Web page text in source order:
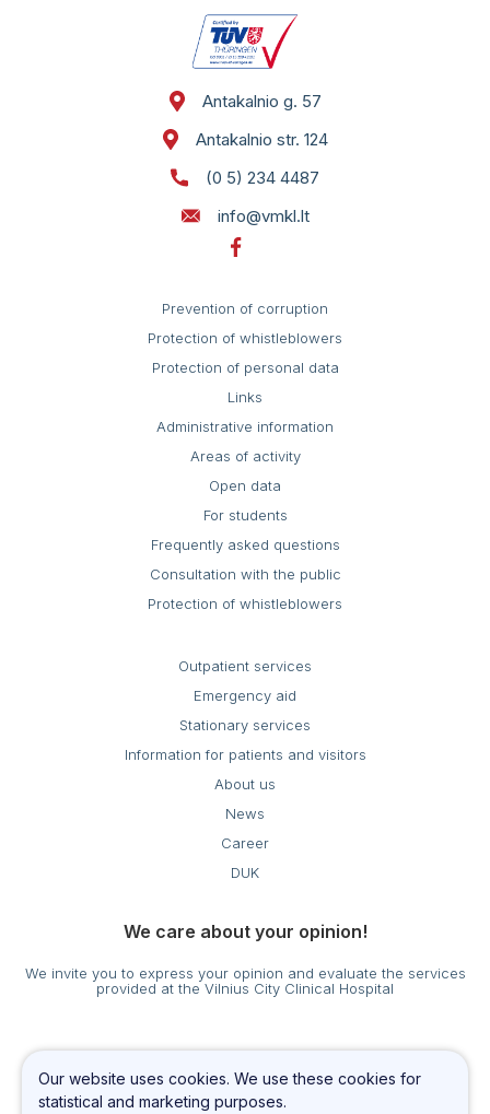
Antakalnio g. 57
Antakalnio str. 124
(0 5) 234 4487
info@vmkl.lt
Prevention of corruption
Protection of whistleblowers
Protection of personal data
Links
Administrative information
Areas of activity
Open data
For students
Frequently asked questions
Consultation with the public
Protection of whistleblowers
Outpatient services
Emergency aid
Stationary services
Information for patients and visitors
About us
News
Career
DUK
We care about your opinion!
We invite you to express your opinion and evaluate the services
provided at the Vilnius City Clinical Hospital
Privacy & Cookie Policy
Our website uses cookies. We use these cookies for
statistical and marketing purposes.